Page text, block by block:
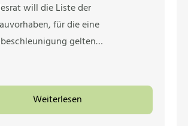
will die Liste der
für die eine
gelten…
Weiterlesen